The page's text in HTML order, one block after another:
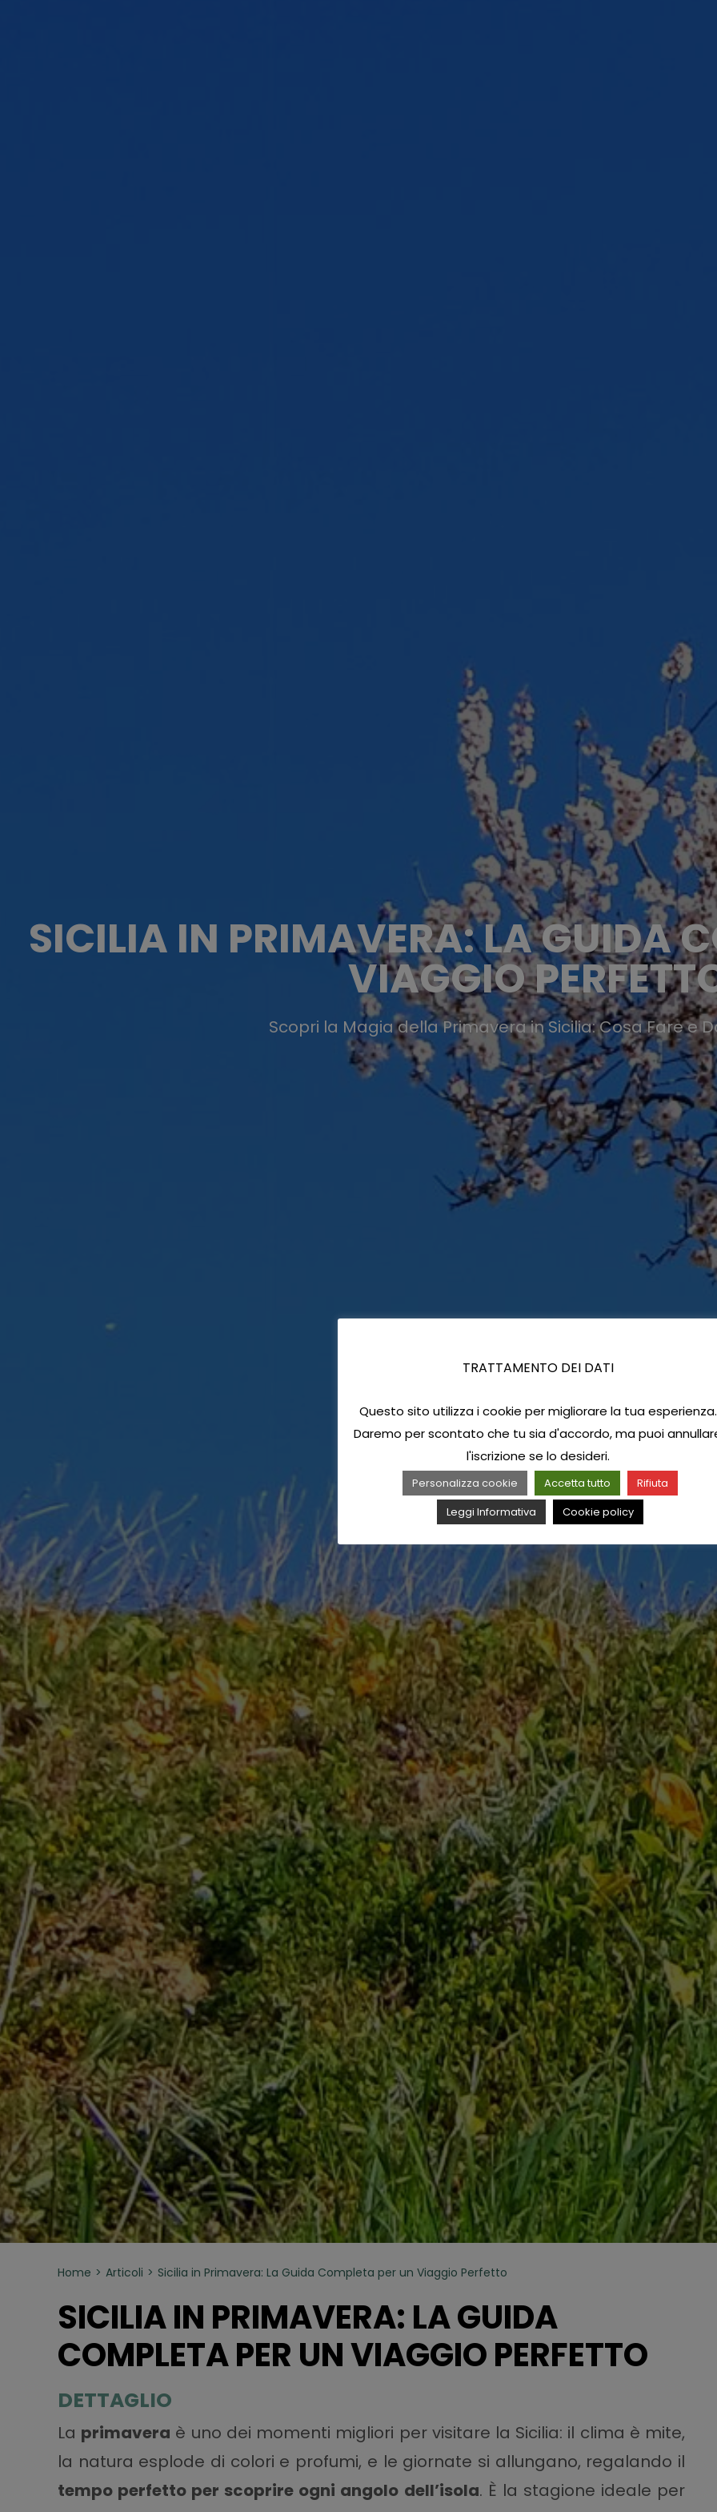
SICILIA IN PRIMAVERA: LA GUIDA
VIAGGIO
Scopri la Magia della Primavera in Sicilia: Cosa Fare e
Home Articoli Sicilia in Primavera: La Guida Completa per un Viaggio Perfetto
SICILIA IN PRIMAVERA: LA GUIDA
COMPLETA PER UN VIAGGIO PERFETTO
DETTAGLIO
La primavera è uno dei momenti migliori per visitare la Sicilia: il clima è mite,
la natura esplode di colori e profumi, e le giornate si allungano, regalando il
tempo perfetto per scoprire ogni angolo dell’isola. È la stagione ideale per
TRATTAMENTO DEI DATI
Questo sito utilizza i cookie per migliorare la tua esperienza.
Daremo per scontato che tu sia d'accordo, ma puoi
l'iscrizione se lo desideri.
Personalizza cookie Accetta tutto
Rifiuta
Leggi Informativa
Cookie policy